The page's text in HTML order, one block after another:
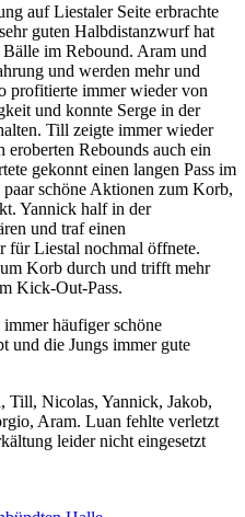
auf Liestaler Seite erbrachte
guten Halbdistanzwurf hat
im Rebound. Aram und
und werden mehr und
profitierte immer wieder von
und konnte Serge in der
Till zeigte immer wieder
Rebounds auch ein
gekonnt einen langen Pass im
schöne Aktionen zum Korb,
Yannick half in der
und traf einen
für Liestal nochmal öffnete.
Korb durch und trifft mehr
Kick-Out-Pass.
häufiger schöne
und die Jungs immer gute
Till, Nicolas, Yannick, Jakob,
Aram. Luan fehlte verletzt
leider nicht eingesetzt